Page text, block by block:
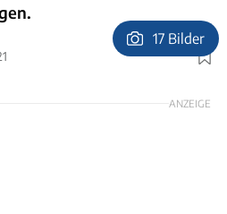
Foto: camping.info
17 Bilder
ANZEIGE